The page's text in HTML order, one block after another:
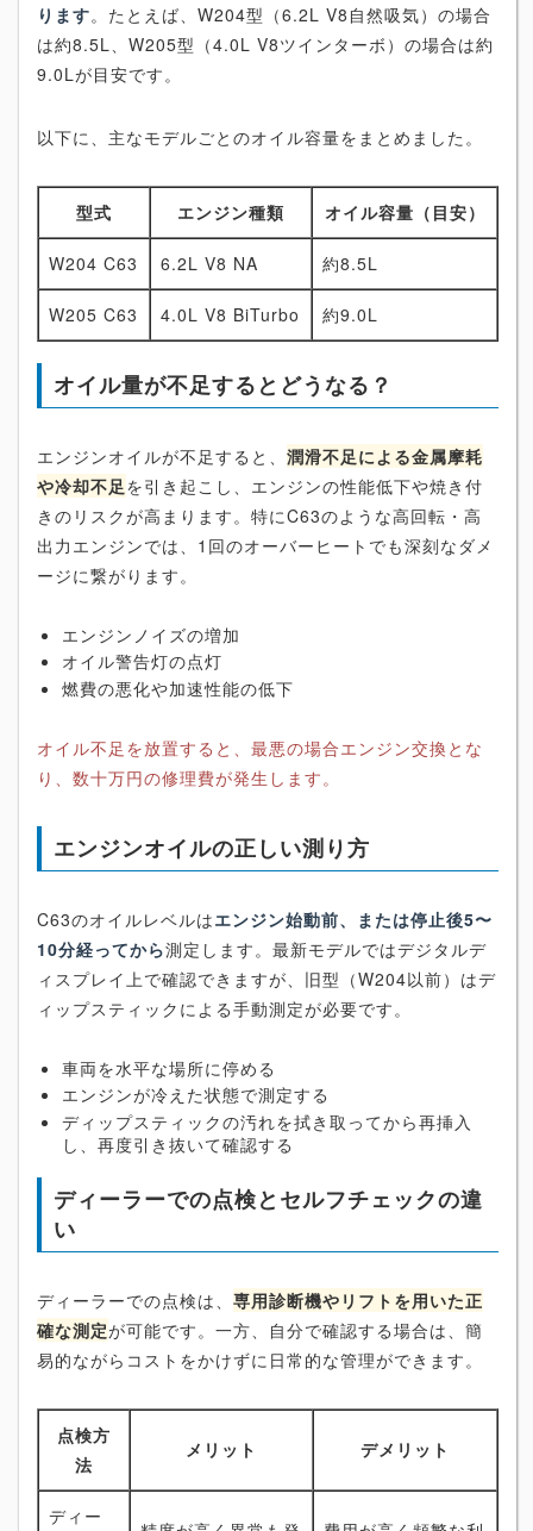
ります。たとえば、W204型（6.2L V8自然吸気）の場合
は約8.5L、W205型（4.0L V8ツインターボ）の場合は約
9.0Lが目安です。
以下に、主なモデルごとのオイル容量をまとめました。
型式 エンジン種類 オイル容量（目安）
W204 C63 6.2L V8 NA 約8.5L
W205 C63 4.0L V8 BiTurbo 約9.0L
オイル量が不足するとどうなる？
エンジンオイルが不足すると、 潤滑不足による金属摩耗
や冷却不足を引き起こし、エンジンの性能低下や焼き付
きのリスクが高まります。特にC63のような高回転・高
出力エンジンでは、1回のオーバーヒートでも深刻なダメ
ージに繋がります。
エンジンノイズの増加
オイル警告灯の点灯
燃費の悪化や加速性能の低下
オイル不足を放置すると、最悪の場合エンジン交換とな
り、数十万円の修理費が発生します。
エンジンオイルの正しい測り方
C63のオイルレベルはエンジン始動前、または停止後5〜
10分経ってから測定します。最新モデルではデジタルデ
ィスプレイ上で確認できますが、旧型（W204以前）はデ
ィップスティックによる手動測定が必要です。
車両を水平な場所に停める
エンジンが冷えた状態で測定する
ディップスティックの汚れを拭き取ってから再挿入
し、再度引き抜いて確認する
ディーラーでの点検とセルフチェックの違
い
ディーラーでの点検は、 専用診断機やリフトを用いた正
確な測定が可能です。一方、自分で確認する場合は、簡
易的ながらコストをかけずに日常的な管理ができます。
点検方
法
メリット デメリット
ディー